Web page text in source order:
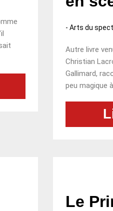
- Arts du
Autre livre
Christian
Gallimard,
peu magique
Le